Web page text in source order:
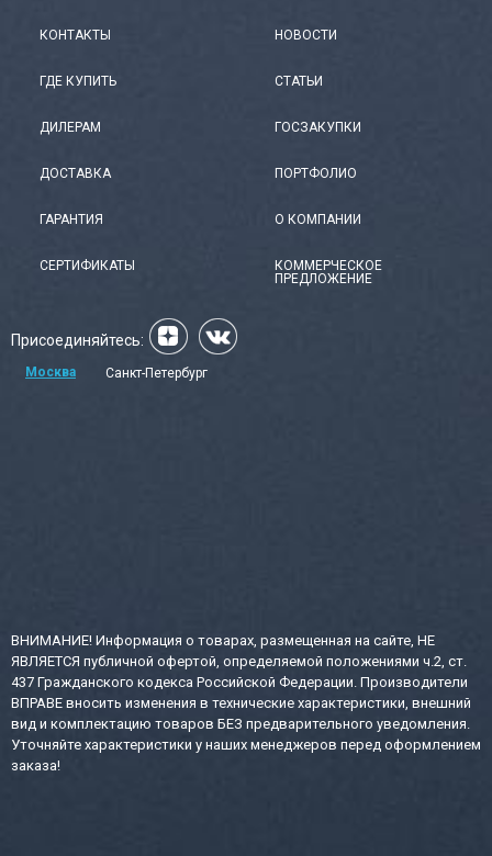
КОНТАКТЫ
ГДЕ КУПИТЬ
ДИЛЕРАМ
ДОСТАВКА
ГАРАНТИЯ
СЕРТИФИКАТЫ
НОВОСТИ
СТАТЬИ
ГОСЗАКУПКИ
ПОРТФОЛИО
О КОМПАНИИ
КОММЕРЧЕСКОЕ
ПРЕДЛОЖЕНИЕ
Присоединяйтесь:
Москва Санкт-Петербург
ВНИМАНИЕ! Информация о товарах, размещенная на сайте, НЕ
ЯВЛЯЕТСЯ публичной офертой, определяемой положениями ч.2, ст.
437 Гражданского кодекса Российской Федерации. Производители
ВПРАВЕ вносить изменения в технические характеристики, внешний
вид и комплектацию товаров БЕЗ предварительного уведомления.
Уточняйте характеристики у наших менеджеров перед оформлением
заказа!